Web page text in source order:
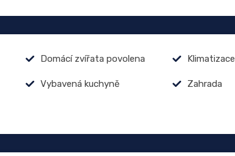
Domácí zvířata povolena Klimatizace
Vybavená kuchyně Zahrada